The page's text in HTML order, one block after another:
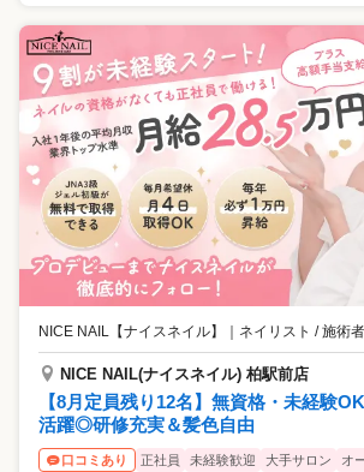
NICE NAIL【ナイスネイル】 ネイリスト / 施術者
NICE NAIL(ナイスネイル) 柏駅前店
【8月定員残り12名】無資格・未経験
活躍◎研修充実＆髪色自由
口コミあり 正社員 未経験歓迎 大手サロン
オ